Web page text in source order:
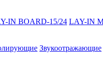
IN BOARD-15/24 LAY-IN
Звукоотражающие